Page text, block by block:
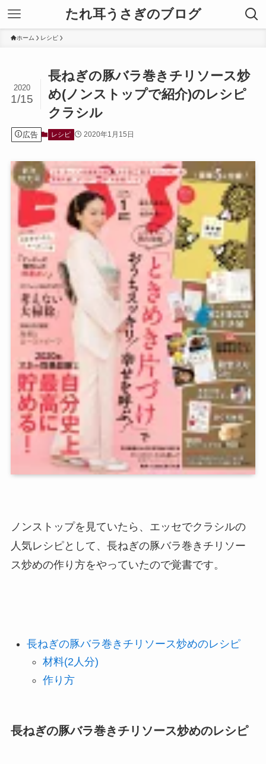
たれ耳うさぎのブログ
ホーム レシピ
長ねぎの豚バラ巻きチリソース炒
め(ノンストップで紹介)のレシピ
クラシル
2020
1/15
広告 レシピ 2020年1月15日
ノンストップを見ていたら、エッセでクラシルの
人気レシピとして、長ねぎの豚バラ巻きチリソー
ス炒めの作り方をやっていたので覚書です。
長ねぎの豚バラ巻きチリソース炒めのレシピ
材料(2人分)
作り方
長ねぎの豚バラ巻きチリソース炒めのレシピ